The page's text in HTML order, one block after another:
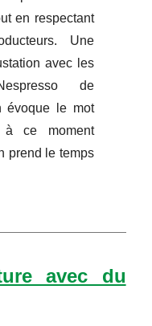
en respectant
Une
avec les
de
évoque le mot
à ce moment
prend le temps
avec du